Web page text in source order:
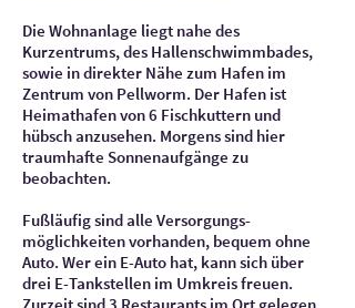
Die Wohnanlage liegt nahe des
Kurzentrums, des Hallenschwimmbades,
sowie in direkter Nähe zum Hafen im
Zentrum von Pellworm. Der Hafen ist
Heimathafen von 6 Fischkuttern und
hübsch anzusehen. Morgens sind hier
traumhafte Sonnenaufgänge zu
beobachten.
Fußläufig sind alle Versorgungs-
möglichkeiten vorhanden, bequem ohne
Auto. Wer ein E-Auto hat, kann sich über
drei E-Tankstellen im Umkreis freuen.